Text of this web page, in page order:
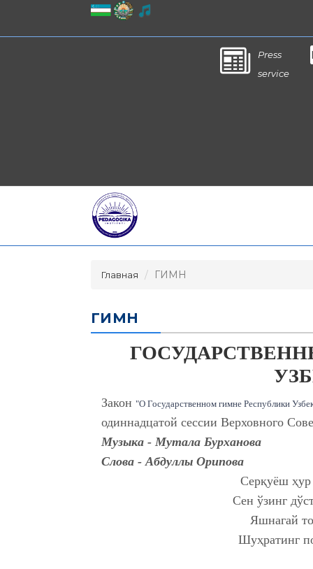
Press
service
Главная ГИМН
ГИМН
Закон "О Государственном гимне Республики
одиннадцатой сессии Верховного
Музыка - Мутала Бурханова
Слова - Абдуллы Орипова
Сeрқуёш ҳур
Сeн ўзинг
Яшнагай
Шуҳратинг